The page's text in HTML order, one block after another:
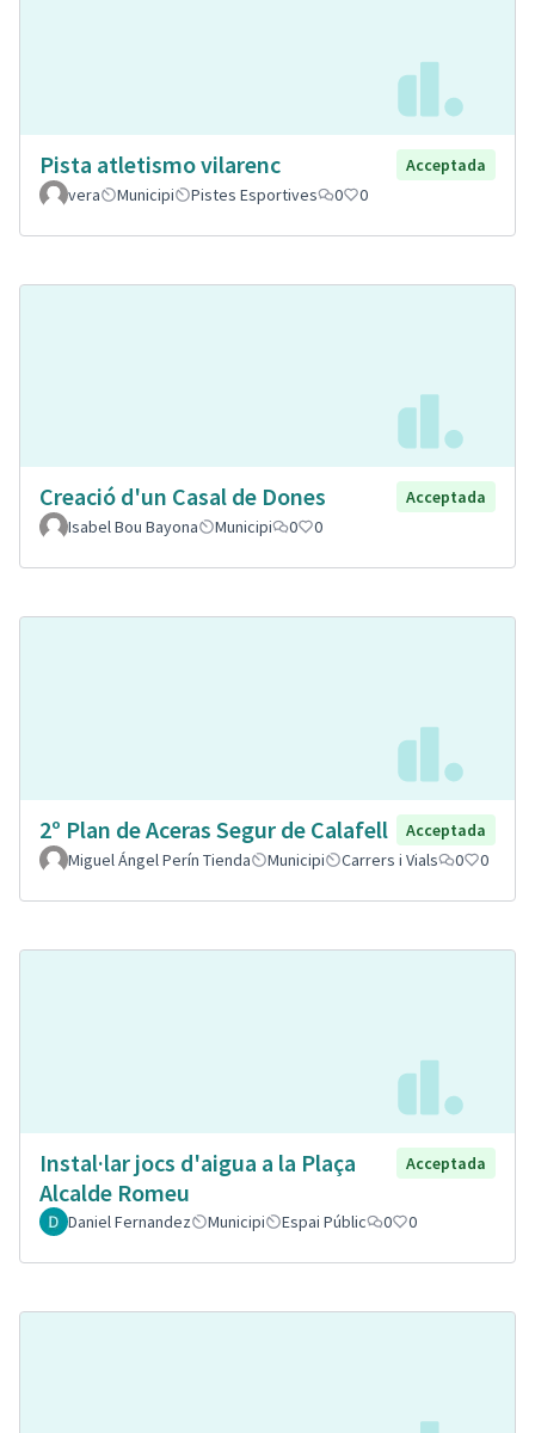
Pista atletismo vilarenc
Acceptada
vera
Municipi Pistes Esportives 0 0
Creació d'un Casal de Dones
Acceptada
Isabel Bou Bayona
Municipi 0 0
2º Plan de Aceras Segur de Calafell
Acceptada
Miguel Ángel Perín Tienda
Municipi Carrers i Vials 0 0
Instal·lar jocs d'aigua a la Plaça
Alcalde Romeu
Acceptada
Daniel Fernandez Municipi Espai Públic 0 0